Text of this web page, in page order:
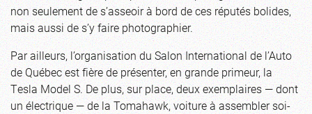
non seulement de s’asseoir à bord de ces réputés bolides,
mais aussi de s’y faire photographier.
Par ailleurs, l’organisation du Salon International de l’Auto
de Québec est fière de présenter, en grande primeur, la
Tesla Model S. De plus, sur place, deux exemplaires — dont
un électrique — de la Tomahawk, voiture à assembler soi-